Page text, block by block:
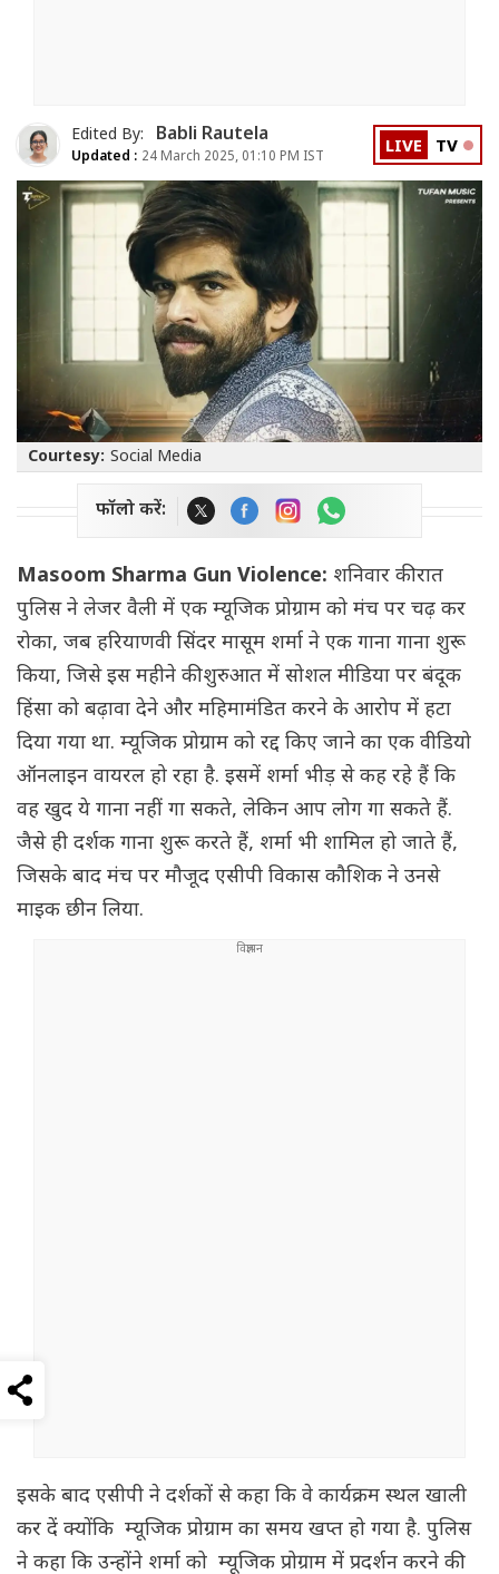
Edited By: Babli Rautela
Updated : 24 March 2025, 01:10 PM IST LIVE TV
Courtesy: Social Media
फॉलो करें:
Masoom Sharma Gun Violence: शनिवार की रात
पुलिस ने लेजर वैली में एक म्यूजिक प्रोग्राम को मंच पर चढ़ कर
रोका, जब हरियाणवी सिंदर मासूम शर्मा ने एक गाना गाना शुरू
किया, जिसे इस महीने की शुरुआत में सोशल मीडिया पर बंदूक
हिंसा को बढ़ावा देने और महिमामंडित करने के आरोप में हटा
दिया गया था. म्यूजिक प्रोग्राम को रद्द किए जाने का एक वीडियो
ऑनलाइन वायरल हो रहा है. इसमें शर्मा भीड़ से कह रहे हैं कि
वह खुद ये गाना नहीं गा सकते, लेकिन आप लोग गा सकते हैं.
जैसे ही दर्शक गाना शुरू करते हैं, शर्मा भी शामिल हो जाते हैं,
जिसके बाद मंच पर मौजूद एसीपी विकास कौशिक ने उनसे
माइक छीन लिया.
इसके बाद एसीपी ने दर्शकों से कहा कि वे कार्यक्रम स्थल खाली
कर दें क्योंकि म्यूजिक प्रोग्राम का समय खप्त हो गया है. पुलिस
ने कहा कि उन्होंने शर्मा को म्यूजिक प्रोग्राम में प्रदर्शन करने की